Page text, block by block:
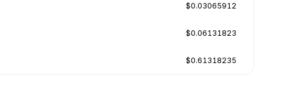
$0.03065912
$0.06131823
$0.61318235